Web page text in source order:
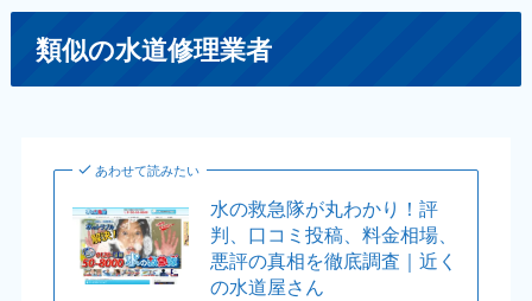
類似の水道修理業者
あわせて読みたい
水の救急隊が丸わかり！評
判、口コミ投稿、料金相場、
悪評の真相を徹底調査｜近く
の水道屋さん